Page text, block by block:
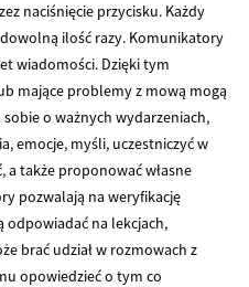
naciśnięcie przycisku. Każdy
ilość razy. Komunikatory
wiadomości. Dzięki tym
mające problemy z mową mogą
o ważnych wydarzeniach,
emocje, myśli, uczestniczyć w
a także proponować własne
pozwalają na weryfikację
odpowiadać na lekcjach,
brać udział w rozmowach z
opowiedzieć o tym co